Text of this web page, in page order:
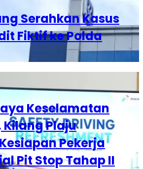
Serahkan Kasus
Fiktif ke Polda
Keselamatan
Plaju
Pekerja
Pit Stop Tahap II